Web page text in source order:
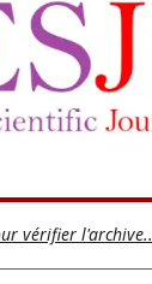
vérifier l'archive..